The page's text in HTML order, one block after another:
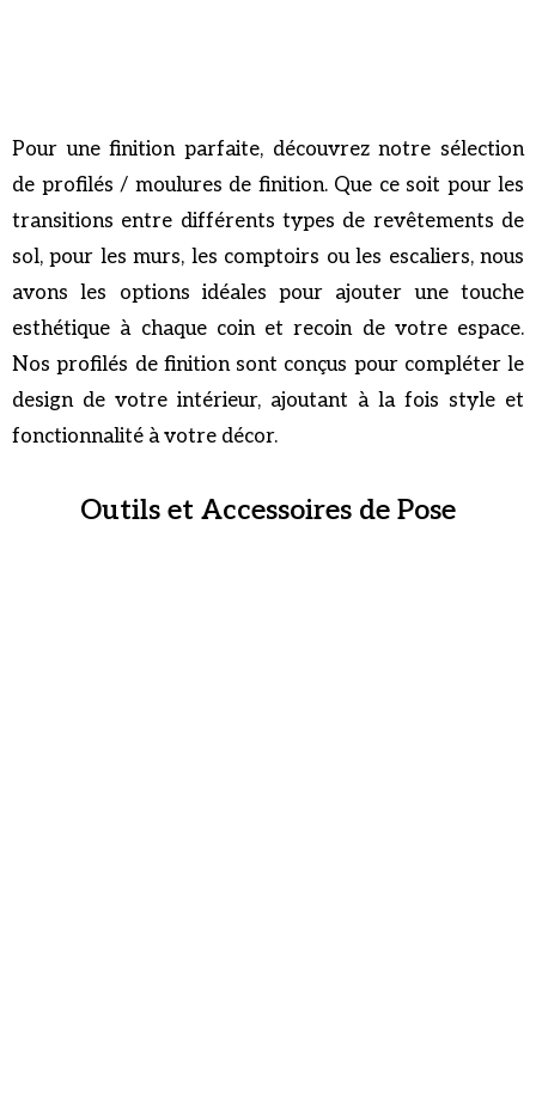
Pour une finition parfaite, découvrez notre sélection
de profilés / moulures de finition. Que ce soit pour les
transitions entre différents types de revêtements de
sol, pour les murs, les comptoirs ou les escaliers, nous
avons les options idéales pour ajouter une touche
esthétique à chaque coin et recoin de votre espace.
Nos profilés de finition sont conçus pour compléter le
design de votre intérieur, ajoutant à la fois style et
fonctionnalité à votre décor.
Outils et Accessoires de Pose